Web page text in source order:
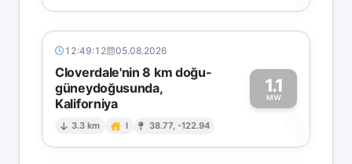
12:49:12 05.08.2026
Cloverdale'nin 8 km doğu-
güneydoğusunda,
Kaliforniya
3.3 km I 38.77, -122.94
1.1
MW
1